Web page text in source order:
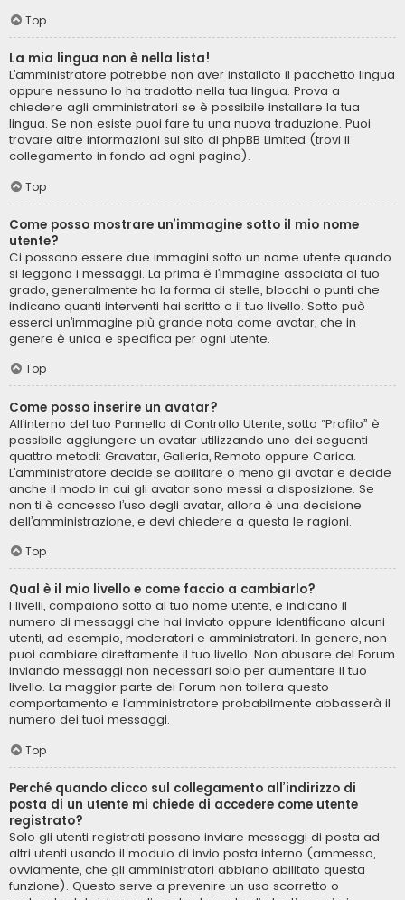
Top
La mia lingua non è nella lista!
L’amministratore potrebbe non aver installato il pacchetto lingua
oppure nessuno lo ha tradotto nella tua lingua. Prova a
chiedere agli amministratori se è possibile installare la tua
lingua. Se non esiste puoi fare tu una nuova traduzione. Puoi
trovare altre informazioni sul sito di phpBB Limited (trovi il
collegamento in fondo ad ogni pagina).
Top
Come posso mostrare un’immagine sotto il mio nome
utente?
Ci possono essere due immagini sotto un nome utente quando
si leggono i messaggi. La prima è l’immagine associata al tuo
grado, generalmente ha la forma di stelle, blocchi o punti che
indicano quanti interventi hai scritto o il tuo livello. Sotto può
esserci un’immagine più grande nota come avatar, che in
genere è unica e specifica per ogni utente.
Top
Come posso inserire un avatar?
All’interno del tuo Pannello di Controllo Utente, sotto “Profilo” è
possibile aggiungere un avatar utilizzando uno dei seguenti
quattro metodi: Gravatar, Galleria, Remoto oppure Carica.
L’amministratore decide se abilitare o meno gli avatar e decide
anche il modo in cui gli avatar sono messi a disposizione. Se
non ti è concesso l’uso degli avatar, allora è una decisione
dell’amministrazione, e devi chiedere a questa le ragioni.
Top
Qual è il mio livello e come faccio a cambiarlo?
I livelli, compaiono sotto al tuo nome utente, e indicano il
numero di messaggi che hai inviato oppure identificano alcuni
utenti, ad esempio, moderatori e amministratori. In genere, non
puoi cambiare direttamente il tuo livello. Non abusare del Forum
inviando messaggi non necessari solo per aumentare il tuo
livello. La maggior parte dei Forum non tollera questo
comportamento e l’amministratore probabilmente abbasserà il
numero dei tuoi messaggi.
Top
Perché quando clicco sul collegamento all’indirizzo di
posta di un utente mi chiede di accedere come utente
registrato?
Solo gli utenti registrati possono inviare messaggi di posta ad
altri utenti usando il modulo di invio posta interno (ammesso,
ovviamente, che gli amministratori abbiano abilitato questa
funzione). Questo serve a prevenire un uso scorretto o